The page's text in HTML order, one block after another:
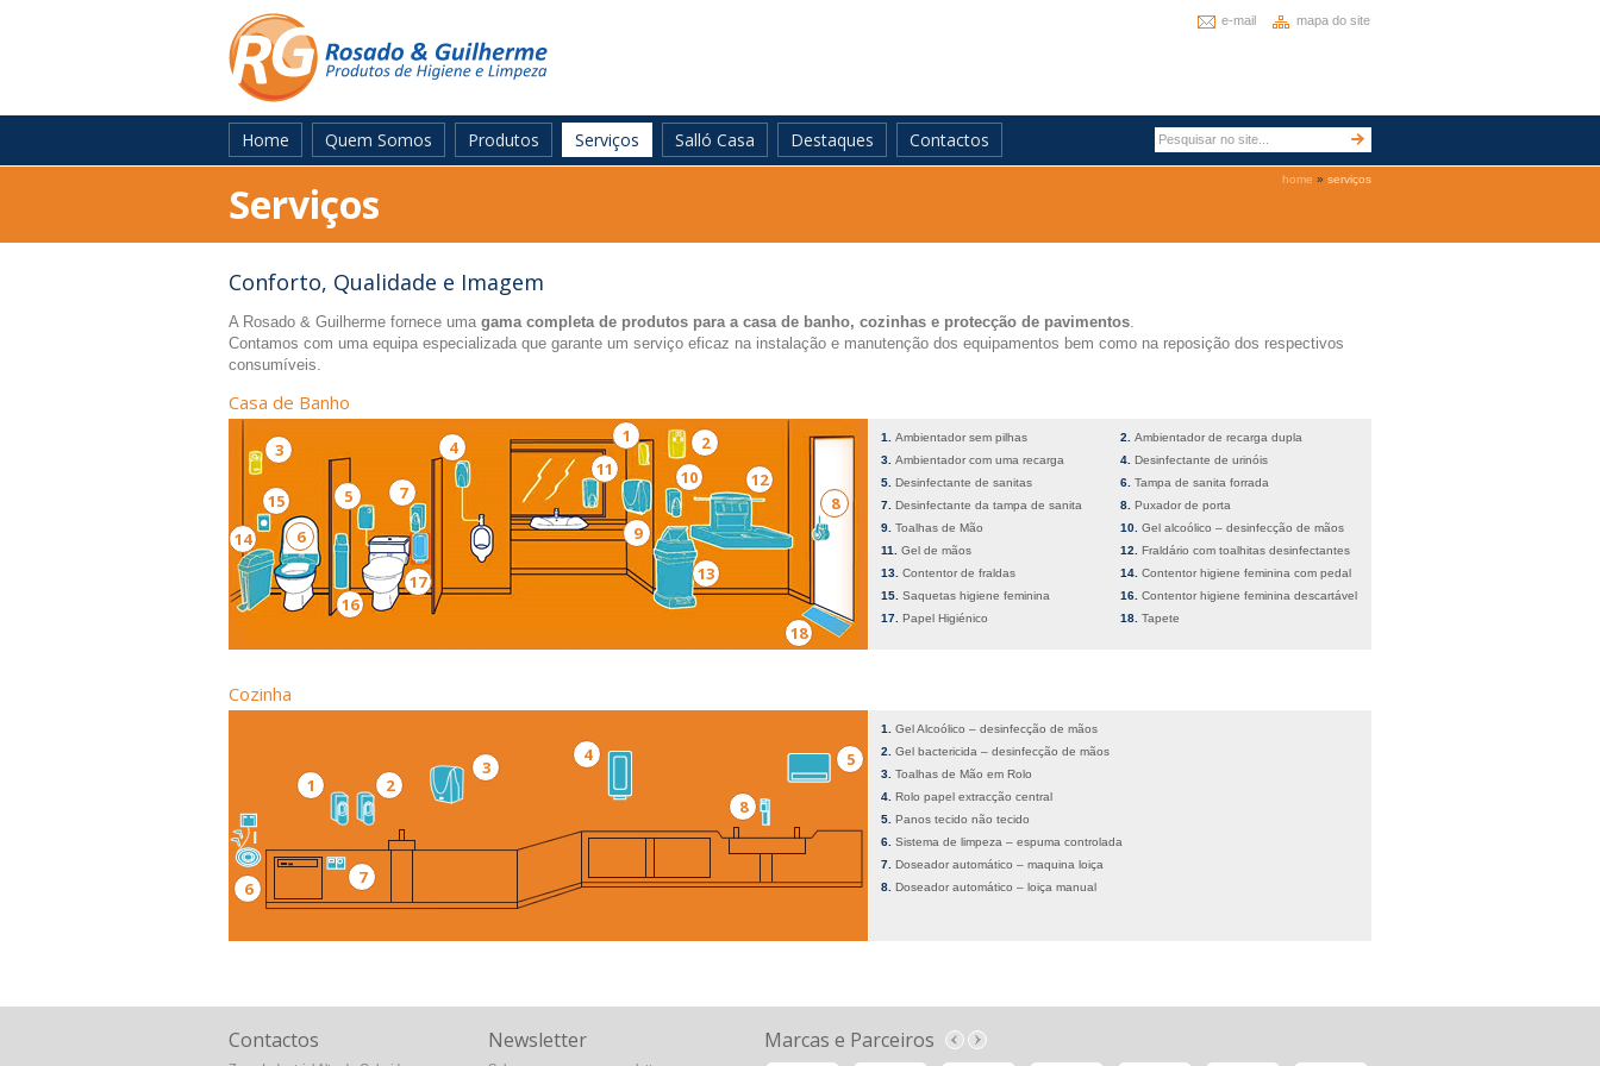
e-mail mapa do site
Home Quem Somos Produtos Serviços Salló Casa Destaques Contactos
home » serviços
Serviços
Conforto, Qualidade e Imagem
A Rosado & Guilherme fornece uma gama completa de produtos para a casa de banho, cozinhas e protecção de pavimentos.
Contamos com uma equipa especializada que garante um serviço eficaz na instalação e manutenção dos equipamentos bem como na reposição dos respectivos
consumíveis.
Casa de Banho
1 2
3 4
5
6
7
8
9
10
11 12
13
14
15
16
17
18
Ambientador sem pilhas
Ambientador de recarga dupla
Ambientador com uma recarga
Desinfectante de urinóis
Desinfectante de sanitas
Tampa de sanita forrada
Desinfectante da tampa de sanita
Puxador de porta
Toalhas de Mão
Gel alcoólico – desinfecção de mãos
Gel de mãos
Fraldário com toalhitas desinfectantes
Contentor de fraldas
Contentor higiene feminina com pedal
Saquetas higiene feminina
Contentor higiene feminina descartável
Papel Higiénico
Tapete
Cozinha
1 2
3
4 5
6
7
8
Gel Alcoólico – desinfecção de mãos
Gel bactericida – desinfecção de mãos
Toalhas de Mão em Rolo
Rolo papel extracção central
Panos tecido não tecido
Sistema de limpeza – espuma controlada
Doseador automático – maquina loiça
Doseador automático – loiça manual
Contactos Newsletter Marcas e Parceiros